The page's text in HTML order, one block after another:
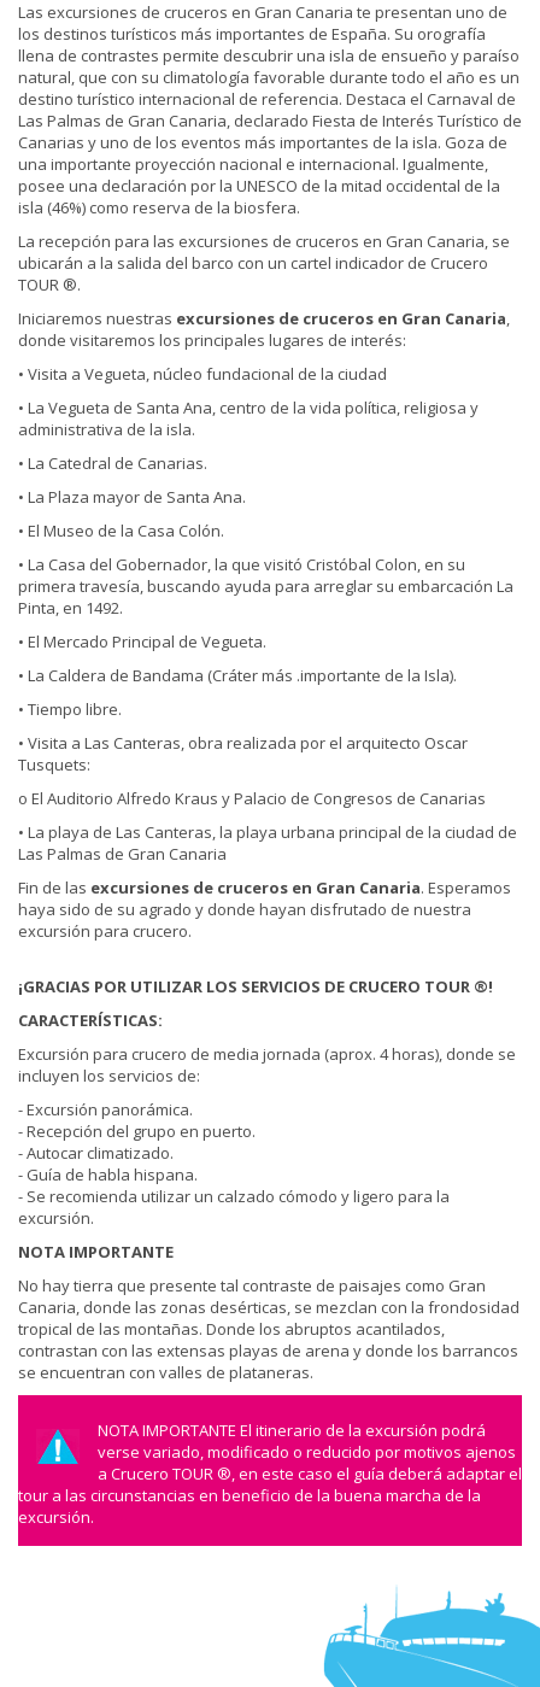
Las excursiones de cruceros en Gran Canaria te presentan uno de
los destinos turísticos más importantes de España. Su orografía
llena de contrastes permite descubrir una isla de ensueño y paraíso
natural, que con su climatología favorable durante todo el año es un
destino turístico internacional de referencia. Destaca el Carnaval de
Las Palmas de Gran Canaria, declarado Fiesta de Interés Turístico de
Canarias y uno de los eventos más importantes de la isla. Goza de
una importante proyección nacional e internacional. Igualmente,
posee una declaración por la UNESCO de la mitad occidental de la
isla (46%) como reserva de la biosfera.
La recepción para las excursiones de cruceros en Gran Canaria, se
ubicarán a la salida del barco con un cartel indicador de Crucero
TOUR ®.
Iniciaremos nuestras excursiones de cruceros en Gran Canaria,
donde visitaremos los principales lugares de interés:
• Visita a Vegueta, núcleo fundacional de la ciudad
• La Vegueta de Santa Ana, centro de la vida política, religiosa y
administrativa de la isla.
• La Catedral de Canarias.
• La Plaza mayor de Santa Ana.
• El Museo de la Casa Colón.
• La Casa del Gobernador, la que visitó Cristóbal Colon, en su
primera travesía, buscando ayuda para arreglar su embarcación La
Pinta, en 1492.
• El Mercado Principal de Vegueta.
• La Caldera de Bandama (Cráter más .importante de la Isla).
• Tiempo libre.
• Visita a Las Canteras, obra realizada por el arquitecto Oscar
Tusquets:
o El Auditorio Alfredo Kraus y Palacio de Congresos de Canarias
• La playa de Las Canteras, la playa urbana principal de la ciudad de
Las Palmas de Gran Canaria
Fin de las excursiones de cruceros en Gran Canaria. Esperamos
haya sido de su agrado y donde hayan disfrutado de nuestra
excursión para crucero.
¡GRACIAS POR UTILIZAR LOS SERVICIOS DE CRUCERO TOUR ®!
CARACTERÍSTICAS:
Excursión para crucero de media jornada (aprox. 4 horas), donde se
incluyen los servicios de:
- Excursión panorámica.
- Recepción del grupo en puerto.
- Autocar climatizado.
- Guía de habla hispana.
- Se recomienda utilizar un calzado cómodo y ligero para la
excursión.
NOTA IMPORTANTE
No hay tierra que presente tal contraste de paisajes como Gran
Canaria, donde las zonas desérticas, se mezclan con la frondosidad
tropical de las montañas. Donde los abruptos acantilados,
contrastan con las extensas playas de arena y donde los barrancos
se encuentran con valles de plataneras.
NOTA IMPORTANTE El itinerario de la excursión podrá
verse variado, modificado o reducido por motivos ajenos
a Crucero TOUR ®, en este caso el guía deberá adaptar el
tour a las circunstancias en beneficio de la buena marcha de la
excursión.